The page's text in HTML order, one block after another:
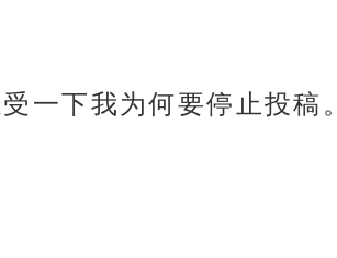
一下我为何要停止投稿。